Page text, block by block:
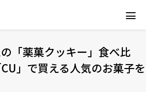
の「薬菓クッキー」食べ比
」で買える人気のお菓子を